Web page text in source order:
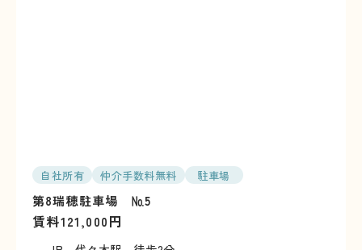
自社所有 仲介手数料無料 駐車場
第8瑞穂駐車場 №5
賃料121,000円